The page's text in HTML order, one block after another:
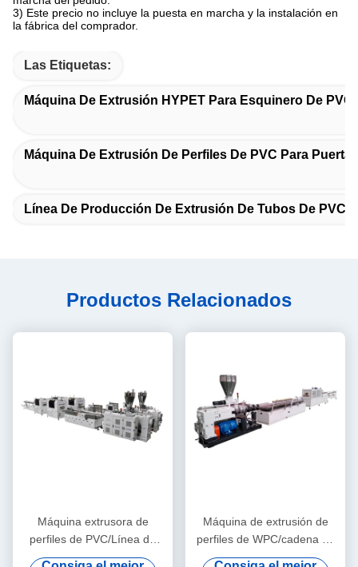
3) Este precio no incluye la puesta en marcha y la instalación en
la fábrica del comprador.
Las Etiquetas:
Máquina De Extrusión HYPET Para Esquinero De PVC
Máquina De Extrusión De Perfiles De PVC Para Puertas
Línea De Producción De Extrusión De Tubos De PVC
Productos Relacionados
Máquina extrusora de
perfiles de PVC/Línea de
extrusión de perfiles de PVC
Máquina de extrusión de
perfiles de WPC/cadena de
producción de techos